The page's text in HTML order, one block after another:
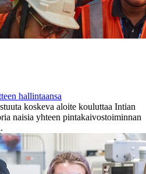
hallintaansa
koskeva aloite kouluttaa Intian
naisia yhteen pintakaivostoiminnan